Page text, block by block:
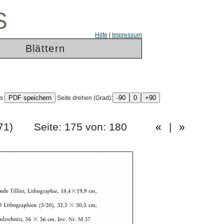
Hilfe Impressum
Blättern
Seite drehen (Grad):
1971) Seite: 175 von: 180 « | »